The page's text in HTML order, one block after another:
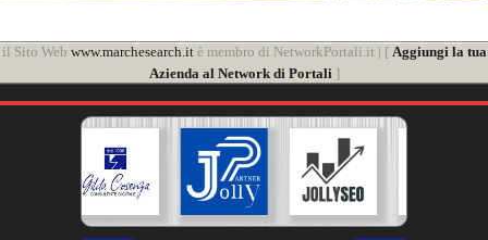
il Sito Web www.marchesearch.itè membro di NetworkPortali.it | [ Aggiungi la tua
Azienda al Network di Portali]